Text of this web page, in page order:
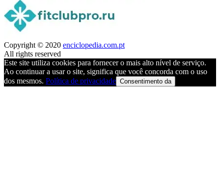
Copyright © 2020 enciclopedia.com.pt
All rights reserved
Este site utiliza cookies para fornecer o mais alto nível de serviço.
Ao continuar a usar o site, significa que você concorda com o uso
dos mesmos. Política de privacidade Consentimento da